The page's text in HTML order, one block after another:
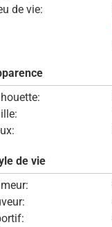
de vie:
de vie